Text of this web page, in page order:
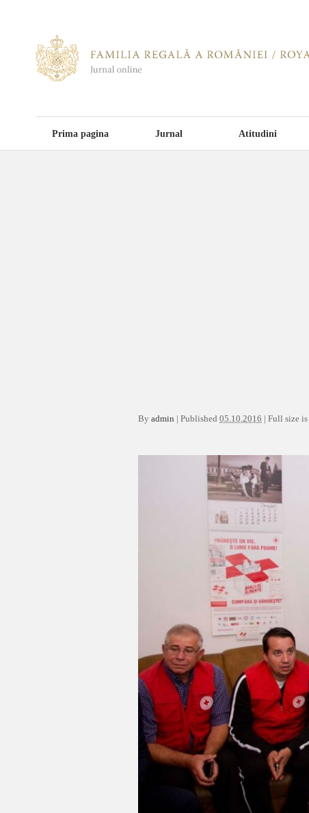
Prima pagina Jurnal Atitudini
By admin | Published 05.10.2016 | Full size is